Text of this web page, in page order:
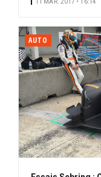
11 MAR. 2017 • 16:14
AUTO